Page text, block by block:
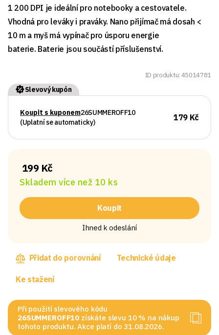
1 200 DPI je ideální pro notebooky a cestovatele.
Vhodná pro leváky i praváky. Nano přijímač má dosah <
10 m a myš má vypínač pro úsporu energie
baterie. Baterie jsou součástí příslušenství.
ID produktu: 45014781
Slevový kupón
Koupit s kuponem26SUMMEROFF10
(Uplatní se automaticky)
179 Kč
199 Kč
Skladem více než 10 ks
Koupit
Ihned k odeslání
Přidat do porovnání Technické údaje
Ke stažení
Při použití slevového kódu
26SUMMEROFF10 získáte slevu 10 % na nákup
tohoto produktu. Akce platí do 31.08.2026.